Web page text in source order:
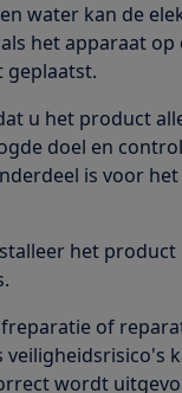
water kan de
het apparaat op
geplaatst.
u het product
doel en
is voor
het product
of
veiligheidsrisico's
wordt